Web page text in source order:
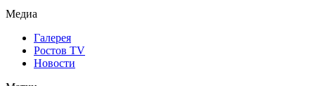
Медиа
Галерея
Ростов TV
Новости